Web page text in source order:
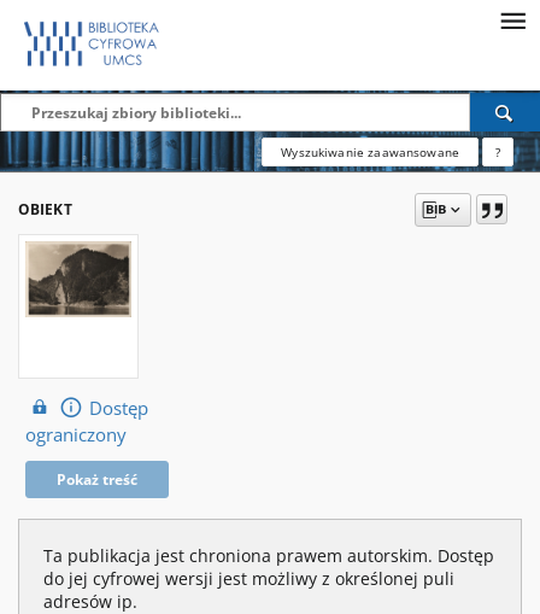
Wyszukiwanie zaawansowane ?
OBIEKT
Dostęp
ograniczony
Pokaż treść
Ta publikacja jest chroniona prawem autorskim. Dostęp
do jej cyfrowej wersji jest możliwy z określonej puli
adresów ip.